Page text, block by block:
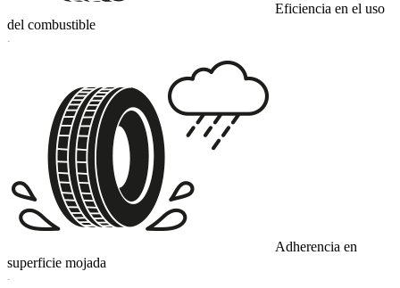
Eficiencia en el uso
del combustible
C
Adherencia en
superficie mojada
C